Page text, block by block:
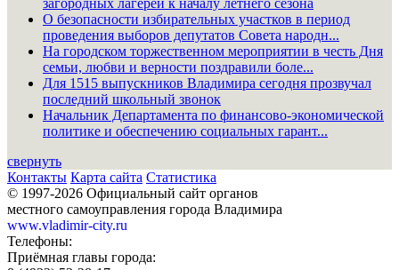
О безопасности избирательных участков в период
проведения выборов депутатов Совета народн...
На городском торжественном мероприятии в честь Дня
семьи, любви и верности поздравили боле...
Для 1515 выпускников Владимира сегодня прозвучал
последний школьный звонок
Начальник Департамента по финансово-экономической
политике и обеспечению социальных гарант...
свернуть
Контакты Карта сайта Статистика
© 1997-2026 Официальный сайт органов
местного самоуправления города Владимира
www.vladimir-city.ru
Телефоны:
Приёмная главы города: